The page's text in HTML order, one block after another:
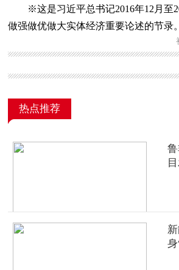
※这是习近平总书记2016年12月至
做强做优做大实体经济重要论述的节录。
热点推荐